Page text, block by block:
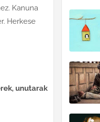
Kanuna
Herkese
unutarak